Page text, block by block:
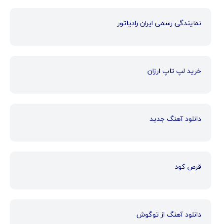
نمایندگی رسمی ایران رادیاتور
خرید لپ تاپ ارزان
دانلود آهنگ جدید
قرص کود
دانلود آهنگ از توگوش